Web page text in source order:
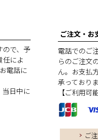
ので、予
任によ
電話に
日中に
ご注文・お
電話でのご
らのご注文
ん。お支払
承っておりま
【ご利用可
ご